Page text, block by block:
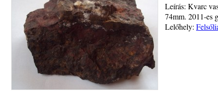
Leírás: Kvarc
74mm. 2011-es
Lelőhely: